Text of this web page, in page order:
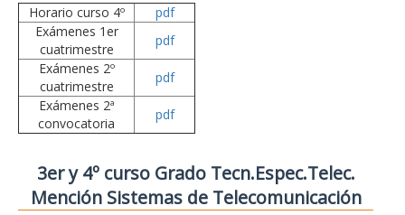
Horario curso 4º
pdf
Exámenes 1er
cuatrimestre
pdf
Exámenes 2º
cuatrimestre
pdf
Exámenes 2ª
convocatoria
pdf
3er y 4º curso Grado Tecn.Espec.Telec.
Mención Sistemas de Telecomunicación